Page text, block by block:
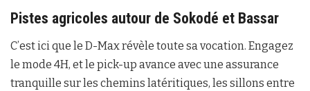
Pistes agricoles autour de Sokodé et Bassar
C’est ici que le D-Max révèle toute sa vocation. Engagez
le mode 4H, et le pick-up avance avec une assurance
tranquille sur les chemins latéritiques, les sillons entre